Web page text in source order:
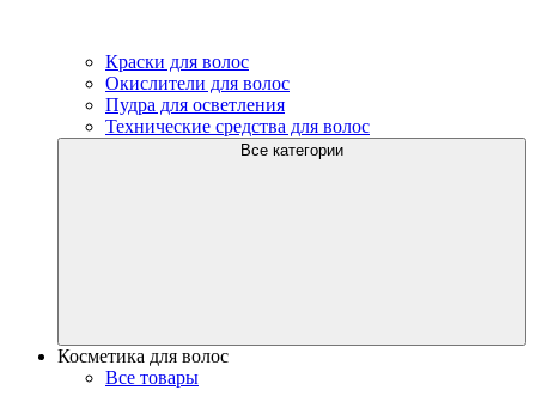
Краски для волос
Окислители для волос
Пудра для осветления
Технические средства для волос
Все категории
Косметика для волос
Все товары